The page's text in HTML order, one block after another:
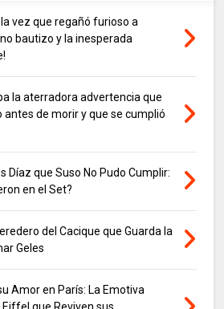
vez que regañó furioso a
bautizo y la inesperada
la aterradora advertencia que
antes de morir y que se cumplió
Díaz que Suso No Pudo Cumplir:
en el Set?
del Cacique que Guarda la
Geles
Amor en París: La Emotiva
que Reviven sus